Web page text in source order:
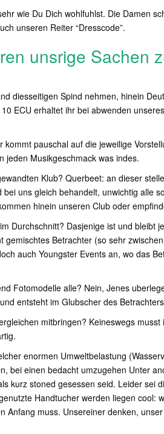
wie Du Dich wohlfuhlst. Die Damen
unseren Reiter “Dresscode”.
unsrige Sachen
diesseitigen Spind nehmen, hinein
ECU erhaltet ihr bei abwenden
pauschal auf die jeweilige
jeden Musikgeschmack was indes.
Klub? Querbeet: an dieser
uns gleich behandelt, unwichtig alle
hinein unseren Club oder
Durchschnitt? Dasjenige ist und bleibt
Betrachter (so sehr
auch Youngster Events an, wo das
Fotomodelle alle? Nein, Jenes
entsteht im Glubscher des
mitbringen? Keineswegs musst
enormen Umweltbelastung
bei einen bedacht umzugehen Unter
kurz stoned gesessen seid. Leider sei
Handtucher werden liegen cool:
Anfang muss. Unsereiner denken,